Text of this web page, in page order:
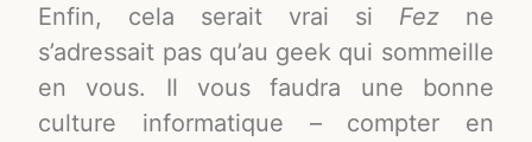
Enfin, cela serait vrai si Fezne
s’adressait pas qu’au geek qui sommeille
en vous. Il vous faudra une bonne
culture informatique – compter en